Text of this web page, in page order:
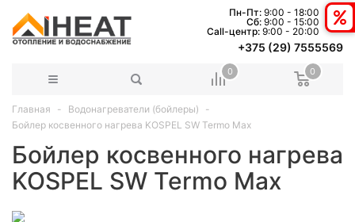
Пн-Пт: 9:00 - 18:00
Сб: 9:00 - 15:00
Сall-центр: 9:00 - 20:00
+375 (29) 7555569
0 0
Главная
Водонагреватели (бойлеры)
Бойлер косвенного нагрева KOSPEL SW Termo Max
Бойлер косвенного нагрева
KOSPEL SW Termo Max